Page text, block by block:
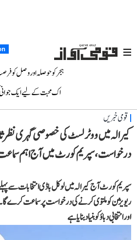
ہجر کو حوصلہ اور وصل کو
اک محبت کے لیے ایک
قومی خبریں
کیرالہ میں ووٹر لسٹ کی خصوصی گہری
درخواست، سپریم کورٹ میں آج اہم
سپریم کورٹ آج کیرالہ میں لوکل باڈی انتخابات سے
ریویژن کو ملتوی کرنے کی درخواست پر سماعت کرے
اور انتخابی دباؤ کو بنیاد بنایا ہے